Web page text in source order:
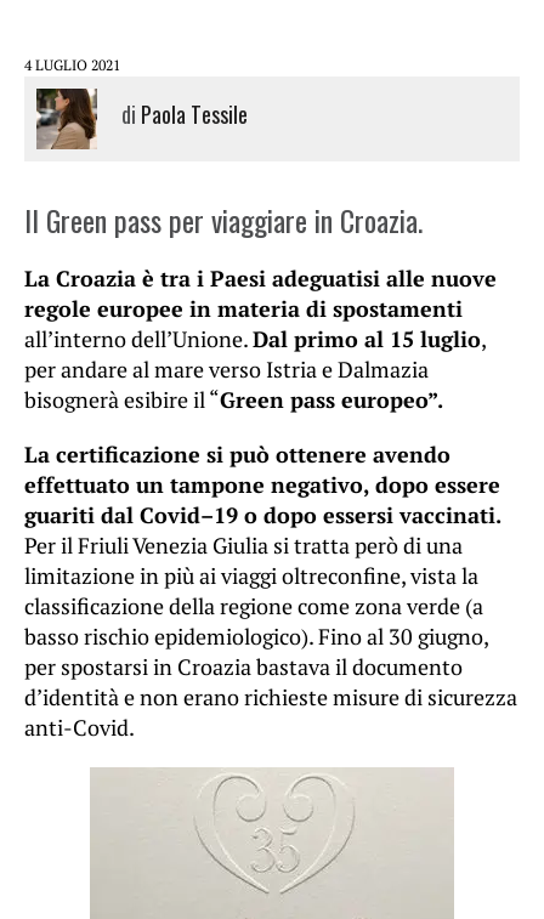
4 LUGLIO 2021
di Paola Tessile
Il Green pass per viaggiare in Croazia.
La Croazia è tra i Paesi adeguatisi alle nuove
regole europee in materia di spostamenti
all’interno dell’Unione.Dal primo al 15 luglio,
per andare al mare verso Istria e Dalmazia
bisognerà esibire il “Green pass europeo”.
La certificazione si può ottenere avendo
effettuato un tampone negativo, dopo essere
guariti dal Covid–19 o dopo essersi vaccinati.
Per il Friuli Venezia Giulia si tratta però di una
limitazione in più ai viaggi oltreconfine, vista la
classificazione della regione come zona verde (a
basso rischio epidemiologico). Fino al 30 giugno,
per spostarsi in Croazia bastava il documento
d’identità e non erano richieste misure di sicurezza
anti-Covid.